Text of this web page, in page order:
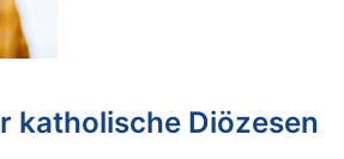
katholische Diözesen